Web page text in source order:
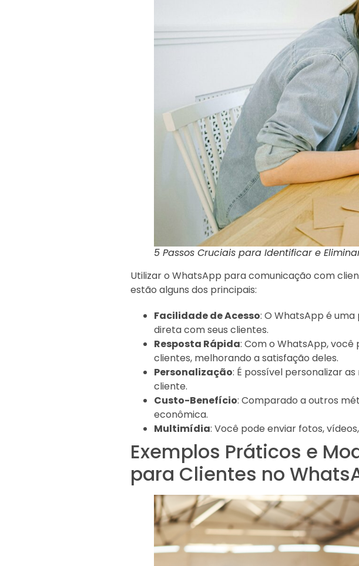
5 Passos Cruciais para Identificar e
Utilizar o WhatsApp para comunicação com
estão alguns dos principais:
Facilidade de Acesso: O WhatsApp é
direta com seus clientes.
Resposta Rápida: Com o WhatsApp,
clientes, melhorando a satisfação deles.
Personalização: É possível personalizar
cliente.
Custo-Benefício: Comparado a outros
econômica.
Multimídia: Você pode enviar fotos,
Exemplos Práticos e
para Clientes no